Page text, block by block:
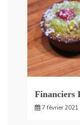
Financiers
7 février 2021